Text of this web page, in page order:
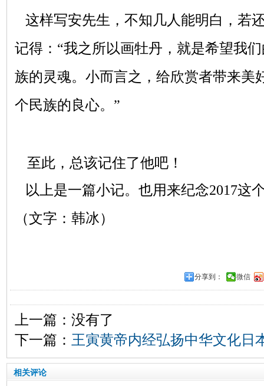
这样写安先生，不知几人能明白，若
记得：“我之所以画牡丹，就是希望我
族的灵魂。小而言之，给欣赏者带来美
个民族的良心。”
至此，总该记住了他吧！
以上是一篇小记。也用来纪念2017这
（文字：韩冰）
分享到： 微信
上一篇：没有了
下一篇： 王寅黄帝内经弘扬中华文化日
相关评论